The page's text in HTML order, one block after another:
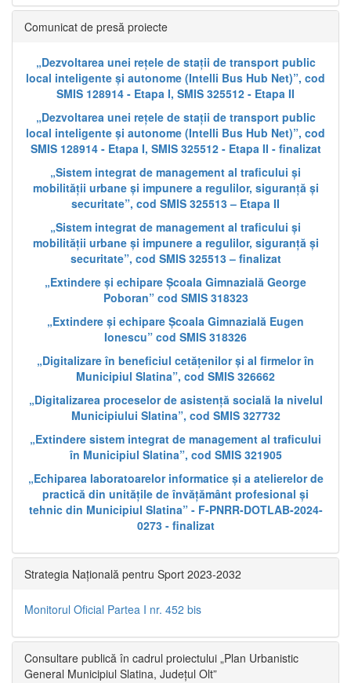
Comunicat de presă proiecte
„Dezvoltarea unei rețele de stații de transport public
local inteligente și autonome (Intelli Bus Hub Net)”, cod
SMIS 128914 - Etapa I, SMIS 325512 - Etapa II
„Dezvoltarea unei rețele de stații de transport public
local inteligente și autonome (Intelli Bus Hub Net)”, cod
SMIS 128914 - Etapa I, SMIS 325512 - Etapa II - finalizat
„Sistem integrat de management al traficului și
mobilității urbane și impunere a regulilor, siguranță și
securitate”, cod SMIS 325513 – Etapa II
„Sistem integrat de management al traficului și
mobilității urbane și impunere a regulilor, siguranță și
securitate”, cod SMIS 325513 – finalizat
„Extindere și echipare Școala Gimnazială George
Poboran” cod SMIS 318323
„Extindere și echipare Școala Gimnazială Eugen
Ionescu” cod SMIS 318326
„Digitalizare în beneficiul cetățenilor și al firmelor în
Municipiul Slatina”, cod SMIS 326662
„Digitalizarea proceselor de asistență socială la nivelul
Municipiului Slatina”, cod SMIS 327732
„Extindere sistem integrat de management al traficului
în Municipiul Slatina”, cod SMIS 321905
„Echiparea laboratoarelor informatice și a atelierelor de
practică din unitățile de învățământ profesional și
tehnic din Municipiul Slatina” - F-PNRR-DOTLAB-2024-
0273 - finalizat
Strategia Națională pentru Sport 2023-2032
Monitorul Oficial Partea I nr. 452 bis
Consultare publică în cadrul proiectului „Plan Urbanistic
General Municipiul Slatina, Județul Olt”